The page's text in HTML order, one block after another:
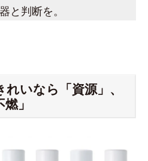
と判断を。
れいなら「資源」、
」